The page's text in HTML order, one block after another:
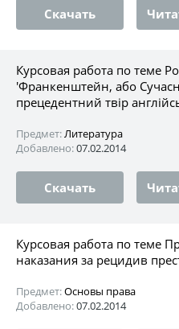
Скачать
Курсовая работа по теме
'Франкенштейн, або
прецедентний твір
Предмет:Литература
Добавлено:07.02.2014
Скачать
Курсовая работа по теме
наказания за рецидив
Предмет:Основы права
Добавлено:07.02.2014